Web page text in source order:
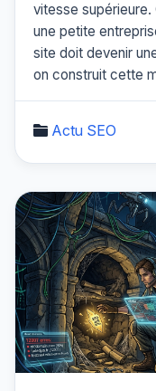
vitesse supérieure.
une petite
site doit devenir
on construit cette
Actu SEO